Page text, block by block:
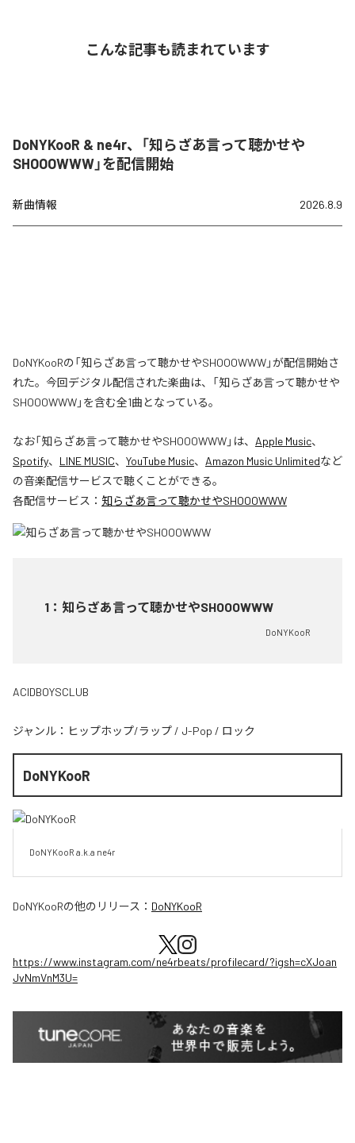
こんな記事も読まれています
DoNYKooR & ne4r、「知らざあ言って聴かせや
SHOOOWWW」を配信開始
新曲情報 2026.8.9
DoNYKooRの「知らざあ言って聴かせやSHOOOWWW」が配信開始さ
れた。今回デジタル配信された楽曲は、「知らざあ言って聴かせや
SHOOOWWW」を含む全1曲となっている。
なお「知らざあ言って聴かせやSHOOOWWW」は、 Apple Music、
Spotify、 LINE MUSIC、 YouTube Music、 Amazon Music Unlimitedなど
の音楽配信サービスで聴くことができる。
各配信サービス： 知らざあ言って聴かせやSHOOOWWW
1 ： 知らざあ言って聴かせやSHOOOWWW
DoNYKooR
ACIDBOYSCLUB
ジャンル： ヒップホップ/ラップ / J-Pop / ロック
DoNYKooR
DoNYKooR a.k.a ne4r
DoNYKooRの他のリリース： DoNYKooR
https://www.instagram.com/ne4rbeats/profilecard/?igsh=cXJoan
JvNmVnM3U=